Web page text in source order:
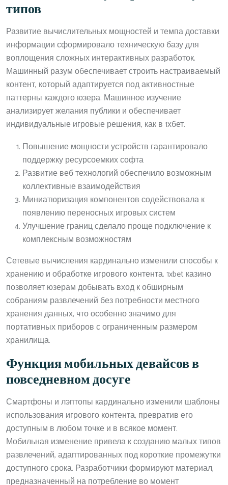
типов
Развитие вычислительных мощностей и темпа доставки
информации сформировало техническую базу для
воплощения сложных интерактивных разработок.
Машинный разум обеспечивает строить настраиваемый
контент, который адаптируется под активностные
паттерны каждого юзера. Машинное изучение
анализирует желания публики и обеспечивает
индивидуальные игровые решения, как в 1хбет.
Повышение мощности устройств гарантировало
поддержку ресурсоемких софта
Развитие веб технологий обеспечило возможным
коллективные взаимодействия
Миниатюризация компонентов содействовала к
появлению переносных игровых систем
Улучшение границ сделало проще подключение к
комплексным возможностям
Сетевые вычисления кардинально изменили способы к
хранению и обработке игрового контента. 1xbet казино
позволяет юзерам добывать вход к обширным
собраниям развлечений без потребности местного
хранения данных, что особенно значимо для
портативных приборов с ограниченным размером
хранилища.
Функция мобильных девайсов в
повседневном досуге
Смартфоны и лэптопы кардинально изменили шаблоны
использования игрового контента, превратив его
доступным в любом точке и в всякое момент.
Мобильная изменение привела к созданию малых типов
развлечений, адаптированных под короткие промежутки
доступного срока. Разработчики формируют материал,
предназначенный на потребление во момент